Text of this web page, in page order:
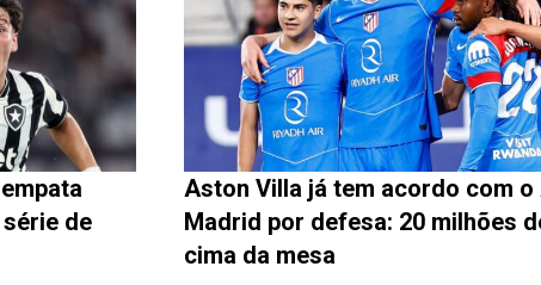
de
Aston Villa já tem acordo com
Madrid por defesa: 20 milhões
cima da mesa